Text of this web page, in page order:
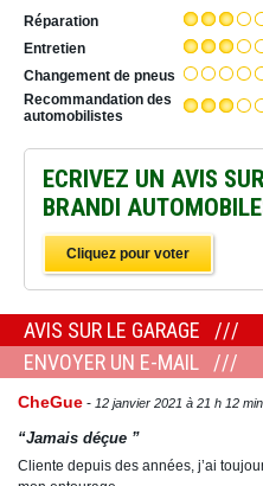
Réparation
Entretien
Changement de pneus
Recommandation des
automobilistes
ECRIVEZ UN AVIS
BRANDI
Cliquez pour voter
AVIS SUR LE GARAGE
ENVOYER UN E-MAIL
CheGue 12 janvier 2021 à 21 h 12 min
“Jamais déçue ”
Cliente depuis des années, j’ai